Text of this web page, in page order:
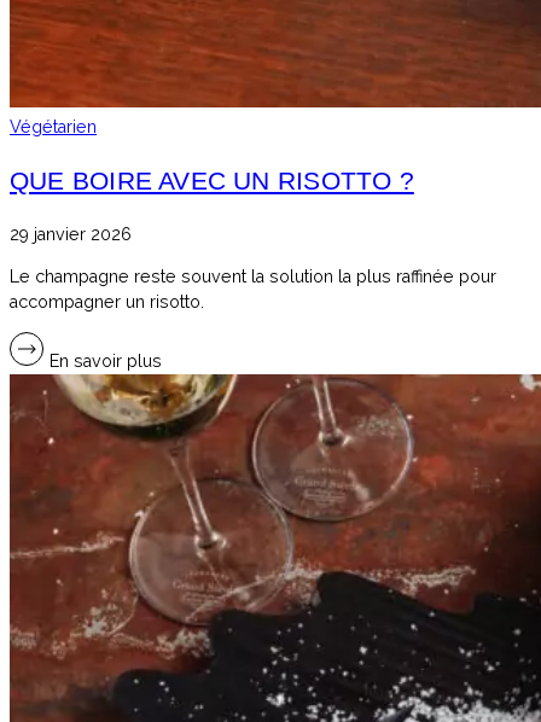
Végétarien
QUE BOIRE AVEC UN RISOTTO ?
29 janvier 2026
Le champagne reste souvent la solution la plus raffinée pour
accompagner un risotto.
En savoir plus